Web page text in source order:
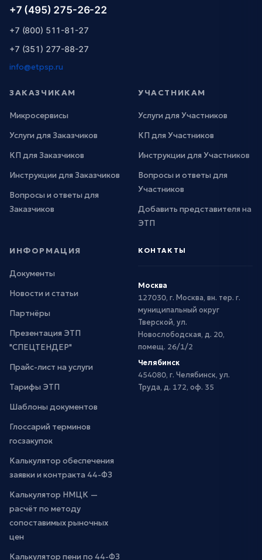
+7 (495) 275-26-22
+7 (800) 511-81-27
+7 (351) 277-88-27
info@etpsp.ru
ЗАКАЗЧИКАМ
Микросервисы
Услуги для Заказчиков
КП для Заказчиков
Инструкции для Заказчиков
Вопросы и ответы для
Заказчиков
УЧАСТНИКАМ
Услуги для Участников
КП для Участников
Инструкции для Участников
Вопросы и ответы для
Участников
Добавить представителя на
ЭТП
ИНФОРМАЦИЯ
Документы
Новости и статьи
Партнёры
Презентация ЭТП
"СПЕЦТЕНДЕР"
Прайс-лист на услуги
Тарифы ЭТП
Шаблоны документов
Глоссарий терминов
госзакупок
Калькулятор обеспечения
заявки и контракта 44-ФЗ
Калькулятор НМЦК —
расчёт по методу
сопоставимых рыночных
цен
Калькулятор пени по 44-ФЗ
КОНТАКТЫ
Москва
127030, г. Москва, вн. тер. г.
муниципальный округ
Тверской, ул.
Новослободская, д. 20,
помещ. 26/1/2
Челябинск
454080, г. Челябинск, ул.
Труда, д. 172, оф. 35